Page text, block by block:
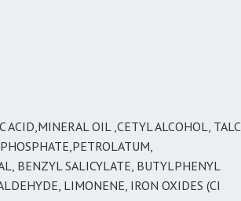
OIL ,CETYL ALCOHOL, TALC
BENZYL SALICYLATE, BUTYLPHENYL
LIMONENE, IRON OXIDES (CI